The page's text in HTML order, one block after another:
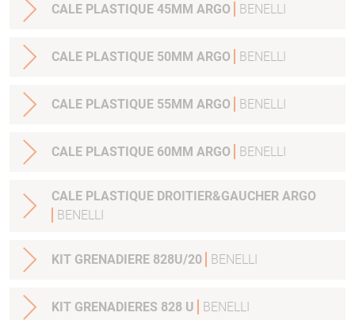
CALE PLASTIQUE 45MM ARGO BENELLI
CALE PLASTIQUE 50MM ARGO BENELLI
CALE PLASTIQUE 55MM ARGO BENELLI
CALE PLASTIQUE 60MM ARGO BENELLI
CALE PLASTIQUE DROITIER&GAUCHER ARGO
BENELLI
KIT GRENADIERE 828U/20 BENELLI
KIT GRENADIERES 828 U BENELLI